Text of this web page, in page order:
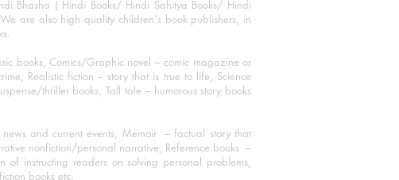
Bhasha ( Hindi Books/ Hindi Sahitya Books/ Hindi
are also high quality children's book publishers, in
books, Comics/Graphic novel – comic magazine or
Realistic fiction – story that is true to life, Science
thriller books, Tall tale – humorous story books
and current events, Memoir – factual story that
nonfiction/personal narrative, Reference books –
instructing readers on solving personal problems,
books etc.